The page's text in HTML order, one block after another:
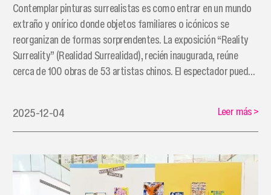
Contemplar pinturas surrealistas es como entrar en un mundo
extraño y onírico donde objetos familiares o icónicos se
reorganizan de formas sorprendentes. La exposición “Reality
Surreality” (Realidad Surrealidad), recién inaugurada, reúne
cerca de 100 obras de 53 artistas chinos. El espectador puede
2025-12-04 Leer más>